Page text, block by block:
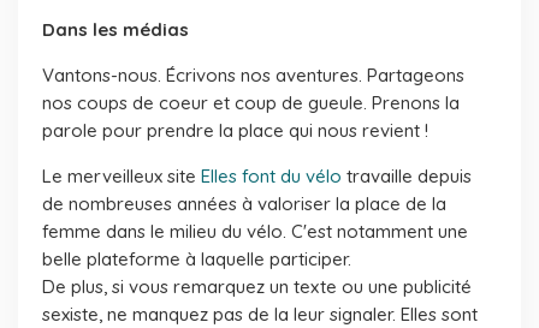
Dans les médias
Vantons-nous. Écrivons nos aventures. Partageons
nos coups de coeur et coup de gueule. Prenons la
parole pour prendre la place qui nous revient !
Le merveilleux site Elles font du vélo travaille depuis
de nombreuses années à valoriser la place de la
femme dans le milieu du vélo. C'est notamment une
belle plateforme à laquelle participer.
De plus, si vous remarquez un texte ou une publicité
sexiste, ne manquez pas de la leur signaler. Elles sont